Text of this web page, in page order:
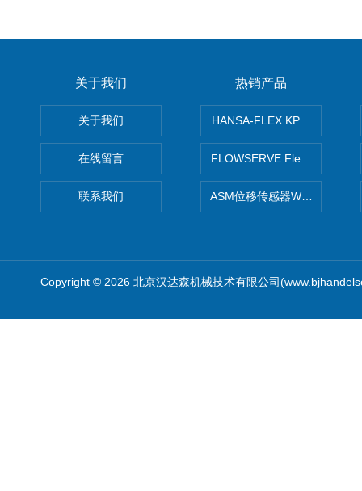
关于我们
关于我们
在线留言
联系我们
热销产品
HANSA-FLEX KP100P紧凑
FLOWSERVE Flex Wedge闸
ASM位移传感器WS10-750
Copyright © 2026 北京汉达森机械技术有限公司